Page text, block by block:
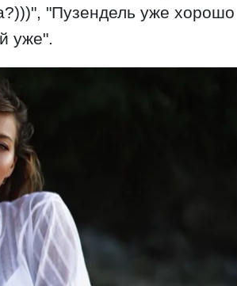
"Пузендель уже хорошо
уже".